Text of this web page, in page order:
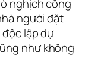
nghịch công
người đặt
lập dự
như không